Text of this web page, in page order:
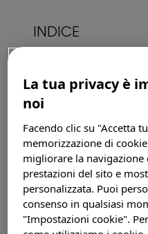
Sei un medico?
INDICE
QUALI SONO I
COME SI
COME
BIBLIOGRAFIA
La tua privacy è
noi
Facendo clic su "Accetta
memorizzazione di
migliorare la
prestazioni del sito e
personalizzata. Puoi
consenso in qualsiasi
"Impostazioni cookie".